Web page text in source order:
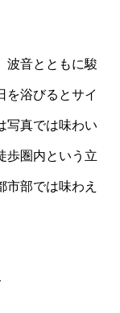
波音とともに駿
を浴びるとサイ
写真では味わい
歩圏内という立
市部では味わえ